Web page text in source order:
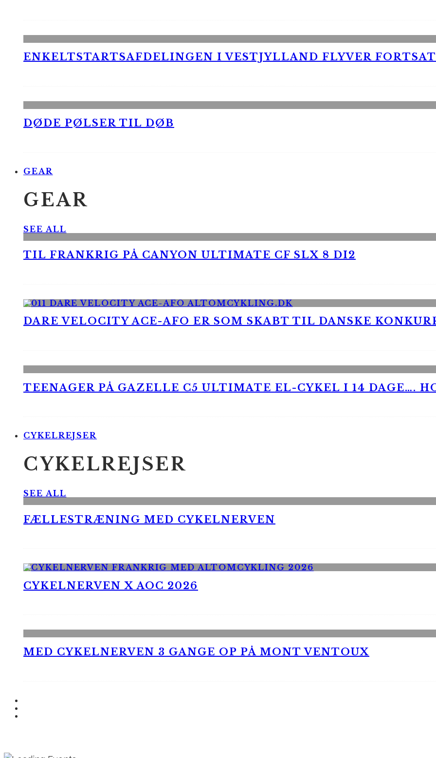
ENKELTSTARTSAFDELINGEN I VESTJYLLAND FLYVER
DØDE PØLSER TIL DØB
GEAR
GEAR
SEE ALL
TIL FRANKRIG PÅ CANYON ULTIMATE CF SLX 8 DI2
DARE VELOCITY ACE-AFO ER SOM SKABT TIL DANSKE
TEENAGER PÅ GAZELLE C5 ULTIMATE EL-CYKEL I 14 DAGE….
CYKELREJSER
CYKELREJSER
SEE ALL
FÆLLESTRÆNING MED CYKELNERVEN
CYKELNERVEN X AOC 2026
MED CYKELNERVEN 3 GANGE OP PÅ MONT VENTOUX